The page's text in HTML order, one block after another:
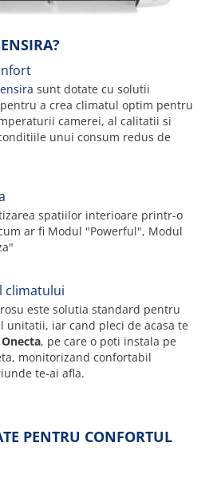
sunt dotate cu solutii
a crea climatul optim pentru
camerei, al calitatii si
unui consum redus de
spatiilor interioare printr-o
ar fi Modul "Powerful", Modul
climatului
este solutia standard pentru
unitatii, iar cand pleci de acasa te
Onecta, pe care o poti instala pe
monitorizand confortabil
te-ai afla.
PENTRU CONFORTUL